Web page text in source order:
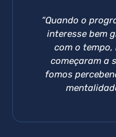
“Quando o
interesse bem
com o tempo,
começaram a
fomos